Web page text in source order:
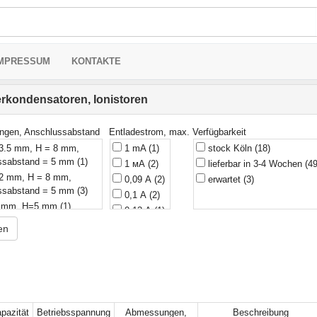
KONTAKTE
Ionistoren
Anschlussabstand
mm, H = 8 mm,
= 5 mm (1)
mm, H = 8 mm,
= 5 mm (3)
H=5 mm(1)
mm; L=5 mm; H=11.5
L=6.5 mm(1)
Entladestrom, max.
1 mA (1)
1 мА (2)
0,09 А (2)
0,1 А (2)
0,13 А(1)
0,26 А(1)
Verfügbarkeit
stock Köln (18)
lieferbar in 3-4 Wochen
erwartet (3)
Betriebsspannung
Abmessungen,
Beschreibung